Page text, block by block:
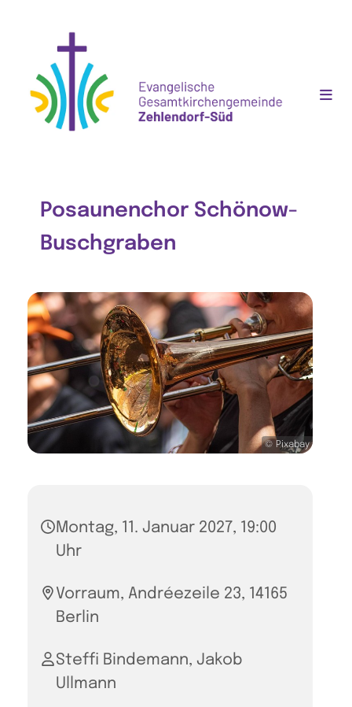
Posaunenchor Schönow-
Buschgraben
© Pixabay
Montag, 11. Januar 2027, 19:00
Uhr
Vorraum, Andréezeile 23, 14165
Berlin
Steffi Bindemann, Jakob
Ullmann